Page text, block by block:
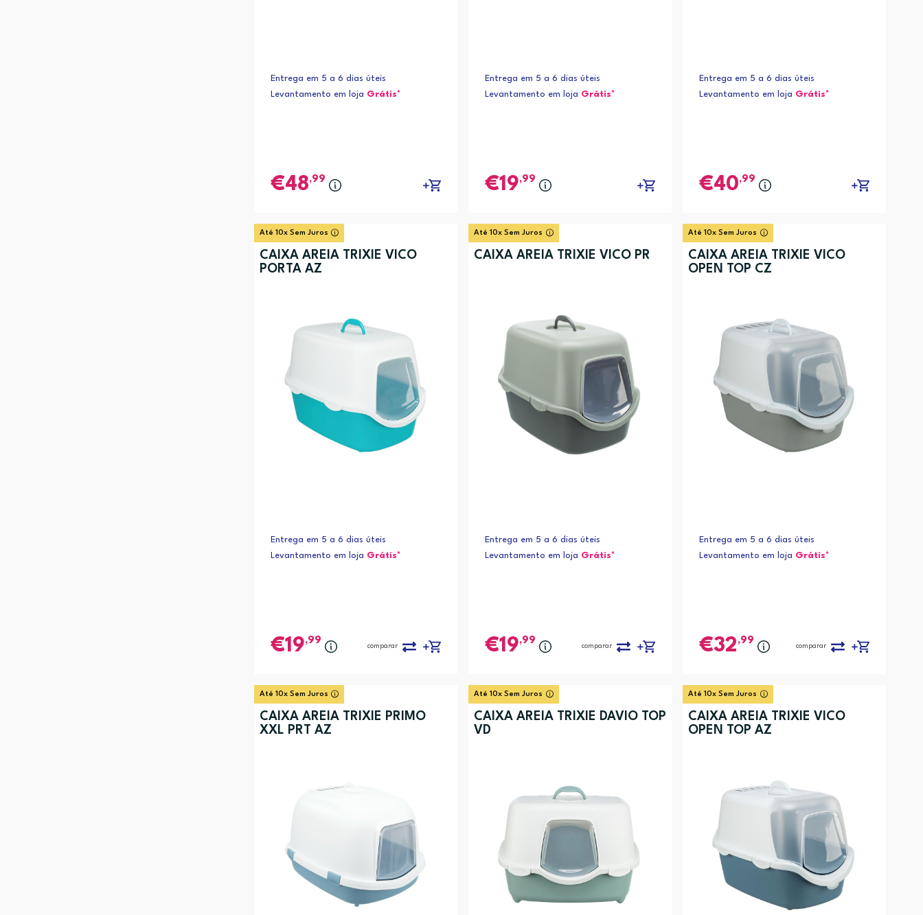
Entrega em 5 a 6 dias úteis
Levantamento em loja Grátis*
48,99
Entrega em 5 a 6 dias úteis
Levantamento em loja Grátis*
19,99
Entrega em 5 a 6 dias úteis
Levantamento em loja Grátis*
40,99
Até 10x Sem Juros
CAIXA AREIA TRIXIE VICO
PORTA AZ
Entrega em 5 a 6 dias úteis
Levantamento em loja Grátis*
19,99
comparar
Até 10x Sem Juros
CAIXA AREIA TRIXIE VICO PR
Entrega em 5 a 6 dias úteis
Levantamento em loja Grátis*
19,99
comparar
Até 10x Sem Juros
CAIXA AREIA TRIXIE VICO
OPEN TOP CZ
Entrega em 5 a 6 dias úteis
Levantamento em loja Grátis*
32 ,99
comparar
Até 10x Sem Juros
CAIXA AREIA TRIXIE PRIMO
XXL PRT AZ
Até 10x Sem Juros
CAIXA AREIA TRIXIE DAVIO TOP
VD
Até 10x Sem Juros
CAIXA AREIA TRIXIE VICO
OPEN TOP AZ